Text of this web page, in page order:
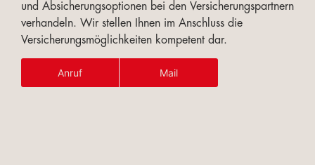
und Absicherungsoptionen bei den Versicherungspartnern
verhandeln. Wir stellen Ihnen im Anschluss die
Versicherungsmöglichkeiten kompetent dar.
Anruf Mail